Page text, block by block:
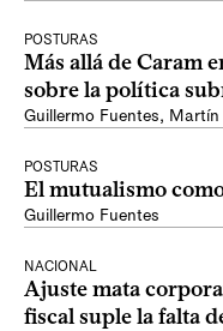
POSTURAS
Más allá de Caram
sobre la política
Guillermo Fuentes, Martín
POSTURAS
El mutualismo
Guillermo Fuentes
NACIONAL
Ajuste mata
fiscal suple la falta